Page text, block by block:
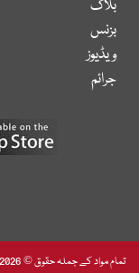
بلاگ
بزنس
ویڈیوز
جرائم
تمام مواد کے جملہ حقوق © 2026 ایکسپریس اردو